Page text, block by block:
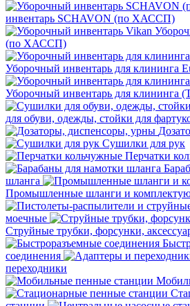
инвентарь SCHAVON (по ХАССП)
(по ХАССП)
Уборочный инвентарь для клининга
Уборочный инвентарь для клининга
для обуви, одежды, стойки для
Сушилки для рук
Перчатки
шланга
Промышленные шланги и
моечные
Струйные трубки, форсунки,
соединения
переходники